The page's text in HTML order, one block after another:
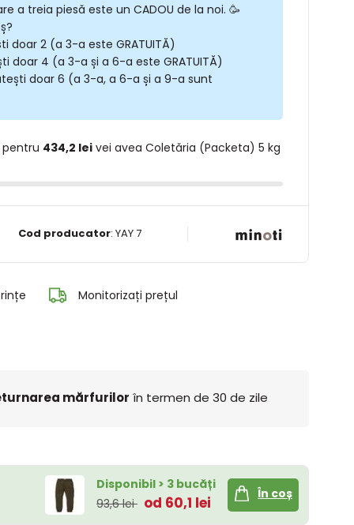
a treia piesă este un CADOU de la noi. 🥳
doar 2 (a 3-a este GRATUITĂ)
doar 4 (a 3-a și a 6-a este GRATUITĂ)
doar 6 (a 3-a, a 6-a și a 9-a sunt
434,2 leivei avea Coletăria (Packeta) 5 kg
Cod producator: YAY 7
Monitorizați prețul
mărfurilor în termen de 30 de zile
Disponibil > 3 bucăți
93,6 lei od 60,1 lei
În coș